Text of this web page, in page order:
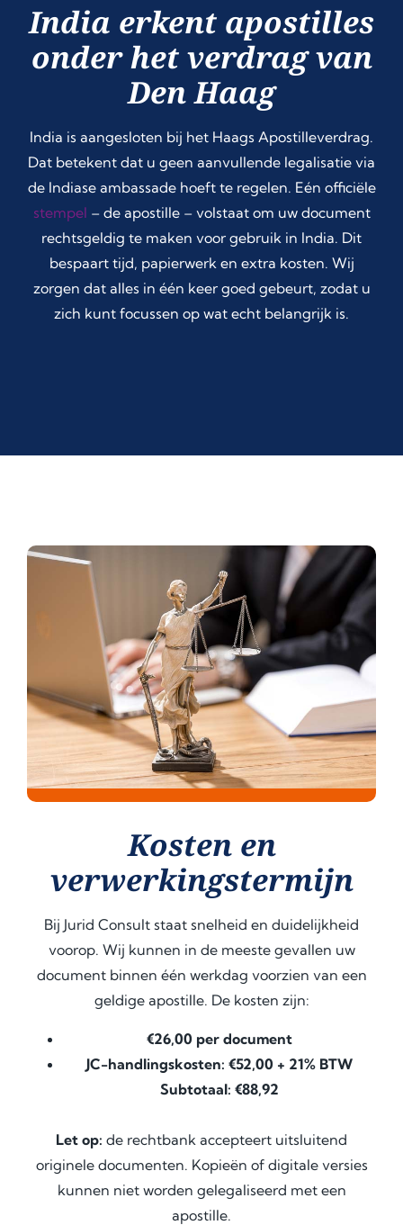
India erkent apostilles
onder het verdrag van
Den Haag
India is aangesloten bij het Haags Apostilleverdrag.
Dat betekent dat u geen aanvullende legalisatie via
de Indiase ambassade hoeft te regelen. Eén officiële
stempel – de apostille – volstaat om uw document
rechtsgeldig te maken voor gebruik in India. Dit
bespaart tijd, papierwerk en extra kosten. Wij
zorgen dat alles in één keer goed gebeurt, zodat u
zich kunt focussen op wat echt belangrijk is.
Kosten en
verwerkingstermijn
Bij Jurid Consult staat snelheid en duidelijkheid
voorop. Wij kunnen in de meeste gevallen uw
document binnen één werkdag voorzien van een
geldige apostille. De kosten zijn:
€26,00 per document
JC-handlingskosten: €52,00 + 21% BTW
Subtotaal: €88,92
Let op: de rechtbank accepteert uitsluitend
originele documenten. Kopieën of digitale versies
kunnen niet worden gelegaliseerd met een
apostille.